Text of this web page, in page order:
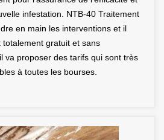
infestation. NTB-40 Traitement
en main les interventions et il
gratuit et sans
va proposer des tarifs qui sont très
à toutes les bourses.